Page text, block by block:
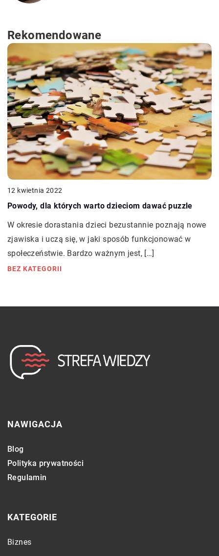
Rekomendowane
12 kwietnia 2022
Powody, dla których warto dzieciom dawać puzzle
W okresie dorastania dzieci bezustannie poznają nowe
zjawiska i uczą się, w jaki sposób funkcjonować w
społeczeństwie. Bardzo ważnym jest, […]
BEZ KATEGORII
NAWIGACJA
Blog
Polityka prywatności
Regulamin
KATEGORIE
Biznes